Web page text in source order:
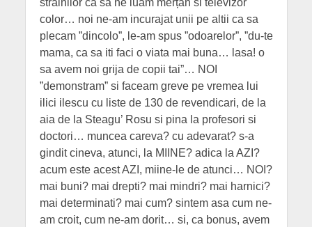
strainilor ca sa ne luam merțan si televizor
color… noi ne-am incurajat unii pe altii ca sa
plecam ”dincolo”, le-am spus ”odoarelor”, ”du-te
mama, ca sa iti faci o viata mai buna… lasa! o
sa avem noi grija de copii tai”… NOI
”demonstram” si faceam greve pe vremea lui
ilici ilescu cu liste de 130 de revendicari, de la
aia de la Steagu’ Rosu si pina la profesori si
doctori… muncea careva? cu adevarat? s-a
gindit cineva, atunci, la MIINE? adica la AZI?
acum este acest AZI, miine-le de atunci… NOI?
mai buni? mai drepti? mai mindri? mai harnici?
mai determinati? mai cum? sintem asa cum ne-
am croit, cum ne-am dorit… si, ca bonus, avem